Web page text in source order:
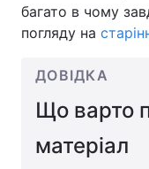
Зброя
багато в чому
погляду на
ДОВІДКА
Що варто
матеріал